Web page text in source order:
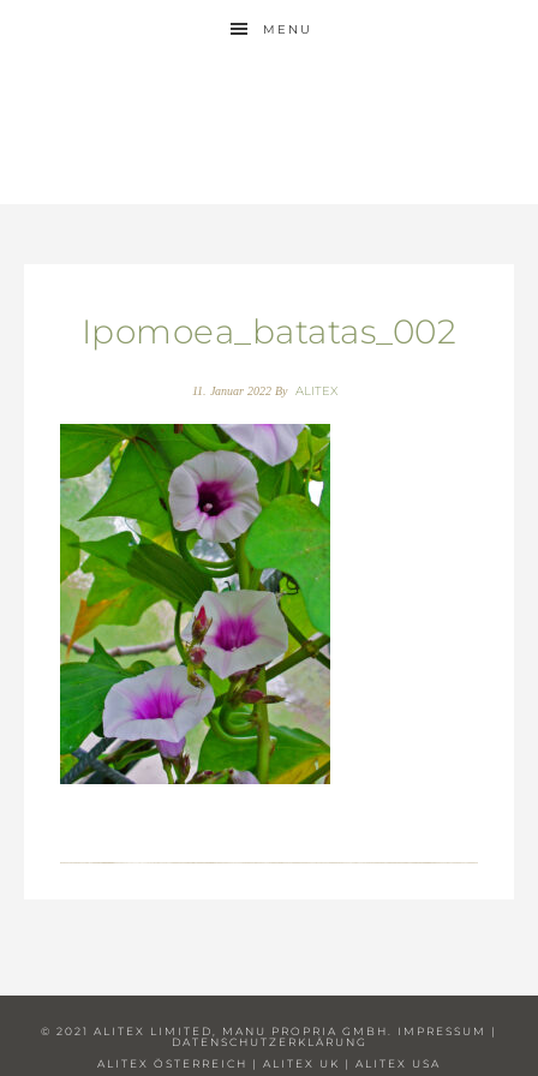
MENU
Ipomoea_batatas_002
11. Januar 2022By ALITEX
© 2021 ALITEX LIMITED, MANU PROPRIA GMBH. IMPRESSUM
|
DATENSCHUTZERKLÄRUNG
ALITEX ÖSTERREICH
| ALITEX UK | ALITEX USA